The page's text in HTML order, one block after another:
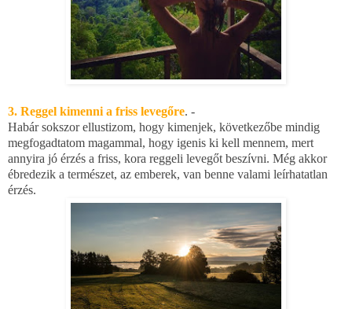
3. Reggel kimenni a friss levegőre. -
Habár sokszor ellustizom, hogy kimenjek, következőbe mindig
megfogadtatom magammal, hogy igenis ki kell mennem, mert
annyira jó érzés a friss, kora reggeli levegőt beszívni. Még akkor
ébredezik a természet, az emberek, van benne valami leírhatatlan
érzés.